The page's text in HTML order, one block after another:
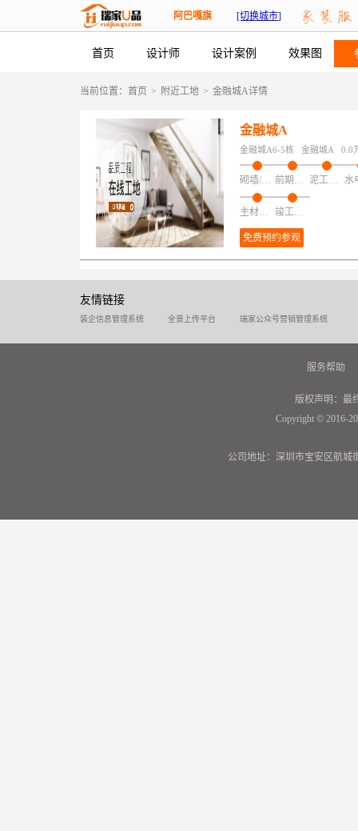
阿巴嘎旗 [切换城市]
首页 设计师 设计案例 效果图
当前位置： 首页 > 附近工地 > 金融城A详情
金融城A
金融城A6-5栋 金融城A 0.0
砌墙/加建/拆改/保护 前期磁粉找平 泥工项目
主材安装 竣工验收
免费预约参观
友情链接
装企信息管理系统 全景上传平台 瑞家公众号营销管理系统
服务帮助
版权声明：最
Copyright © 2016-
公司地址：深圳市宝安区航城